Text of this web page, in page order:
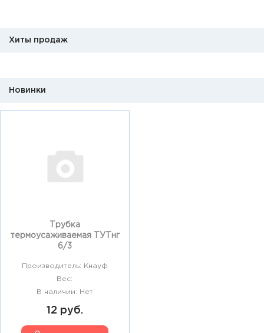
Хиты продаж
Новинки
Трубка
термоусаживаемая ТУТнг
6/3
Производитель: Кнауф
Вес:
В наличии: Нет
12 руб.